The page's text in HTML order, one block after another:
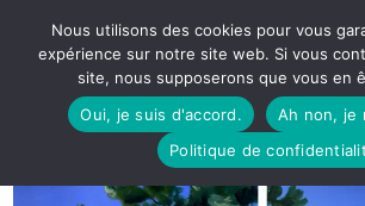
Nous utilisons des cookies pour vous
expérience sur notre site web. Si vous
site, nous supposerons que vous en
Oui, je suis d'accord.
Ah non, je
Politique de